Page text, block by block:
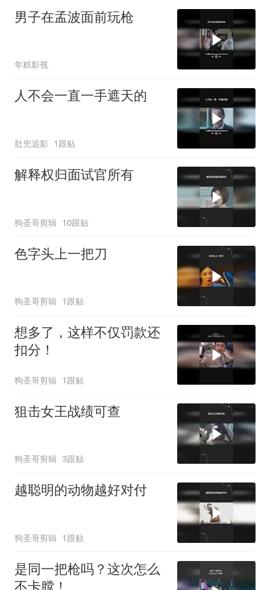
男子在孟波面前玩枪
年糕影视
人不会一直一手遮天的
肚兜追影 1跟贴
解释权归面试官所有
狗圣哥剪辑 10跟贴
色字头上一把刀
狗圣哥剪辑 1跟贴
想多了，这样不仅罚款还
扣分！
狗圣哥剪辑 1跟贴
狙击女王战绩可查
狗圣哥剪辑 3跟贴
越聪明的动物越好对付
狗圣哥剪辑 1跟贴
是同一把枪吗？这次怎么
不卡膛！